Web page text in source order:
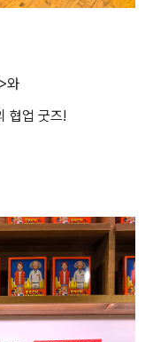
와
협업 굿즈!